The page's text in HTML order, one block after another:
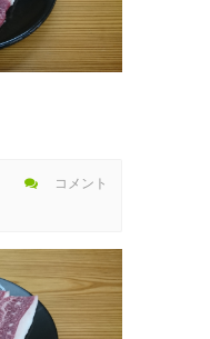
コメント